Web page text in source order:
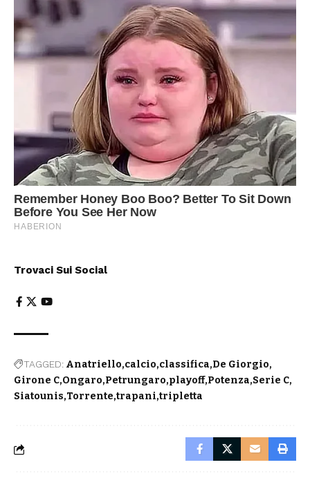
Trovaci Sui Social
TAGGED: Anatriello calcio classifica De Giorgio
Girone C Ongaro Petrungaro playoff Potenza Serie C
Siatounis Torrente trapani tripletta